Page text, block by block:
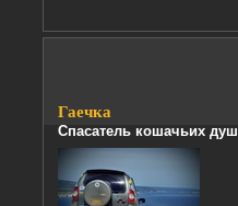
Гаечка
Спасатель кошачьих душ